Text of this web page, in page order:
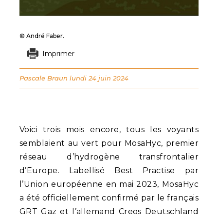
Voici trois mois encore, tous les voyants
semblaient au vert pour MosaHyc, premier
réseau d’hydrogène transfrontalier
d’Europe. Labellisé Best Practise par
l’Union européenne en mai 2023, MosaHyc
a été officiellement confirmé par le français
GRT Gaz et l’allemand Creos Deutschland
© André Faber.
Imprimer
Pascale Braun lundi 24 juin 2024